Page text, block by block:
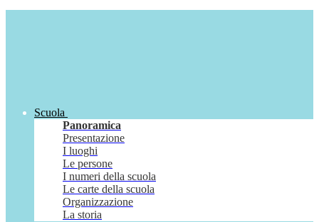
Scuola
Panoramica
Presentazione
I luoghi
Le persone
I numeri della scuola
Le carte della scuola
Organizzazione
La storia